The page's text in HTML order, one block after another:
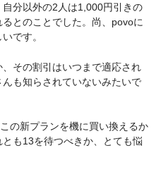
分以外の2人は1,000円引きの
とのことでした。尚、povoに
です。
その割引はいつまで適応され
も知らされていないみたいで
の新プランを機に買い換えるか
とも13を待つべきか、とても悩